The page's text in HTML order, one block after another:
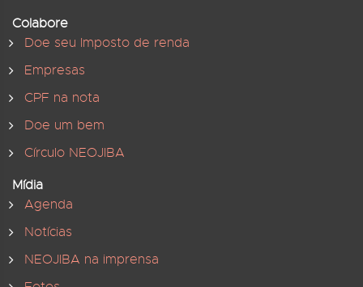
Colabore
Doe seu Imposto de renda
Empresas
CPF na nota
Doe um bem
Círculo NEOJIBA
Mídia
Agenda
Notícias
NEOJIBA na imprensa